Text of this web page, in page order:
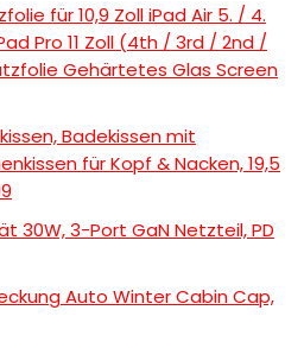
für 10,9 Zoll iPad Air 5. / 4.
Pro 11 Zoll (4th / 3rd / 2nd /
Gehärtetes Glas Screen
Badekissen mit
für Kopf & Nacken, 19,5
30W, 3-Port GaN Netzteil, PD
Auto Winter Cabin Cap,